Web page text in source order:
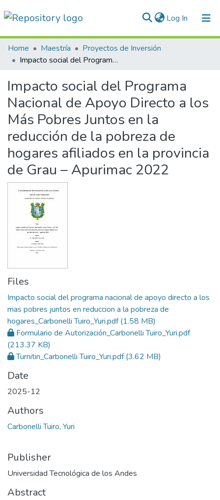
Log In (current)
Communities & Collections
All of DSpace
Statistics
Normativas
Home Maestría
Proyectos de Inversión
Impacto social del Programa Nacional de Apoyo Directo a los Más Pobres Juntos en la reducción de la pobreza de hogares afiliados en la provincia de Grau – Apurimac 2022
Impacto social del Programa
Nacional de Apoyo Directo a los
Más Pobres Juntos en la
reducción de la pobreza de
hogares afiliados en la provincia
de Grau – Apurimac 2022
Files
Impacto social del programa nacional de apoyo directo a los
mas pobres juntos en reduccion a la pobreza de
hogares_Carbonelli Tuiro_Yuri.pdf(1.58 MB)
Formulario de Autorización_Carbonelli Tuiro_Yuri.pdf
(213.37 KB)
Turnitin_Carbonelli Tuiro_Yuri.pdf(3.62 MB)
Date
2025-12
Authors
Carbonelli Tuiro, Yuri
Publisher
Universidad Tecnológica de los Andes
Abstract